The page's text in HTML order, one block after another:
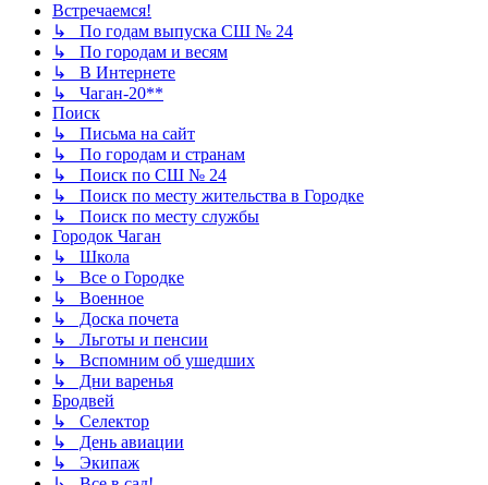
Встречаемся!
↳ По годам выпуска СШ № 24
↳ По городам и весям
↳ В Интернете
↳ Чаган-20**
Поиск
↳ Письма на сайт
↳ По городам и странам
↳ Поиск по СШ № 24
↳ Поиск по месту жительства в Городке
↳ Поиск по месту службы
Городок Чаган
↳ Школа
↳ Все о Городке
↳ Военное
↳ Доска почета
↳ Льготы и пенсии
↳ Вспомним об ушедших
↳ Дни варенья
Бродвей
↳ Селектор
↳ День авиации
↳ Экипаж